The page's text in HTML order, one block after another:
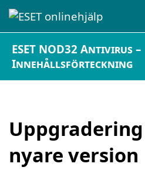
ESET NOD32 Antivirus –
Innehållsförteckning
nyare version